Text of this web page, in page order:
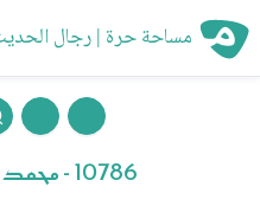
مساحة حرة | رجال
10786 - محمد بن زكريا بن دينار